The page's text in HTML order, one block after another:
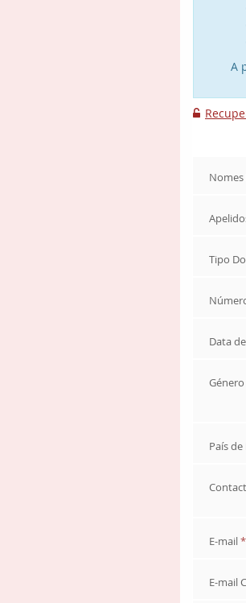
A

Tipo
Data
Género
País
E-mail*
E-mail